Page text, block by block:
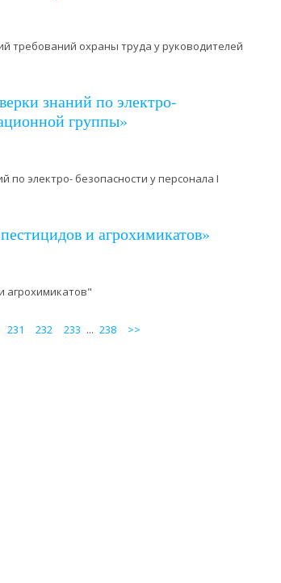
требований охраны труда у руководителей
знаний по электро-
группы»
электро- безопасности у персонала I
и агрохимикатов»
агрохимикатов"
231 232 233 ... 238 >>